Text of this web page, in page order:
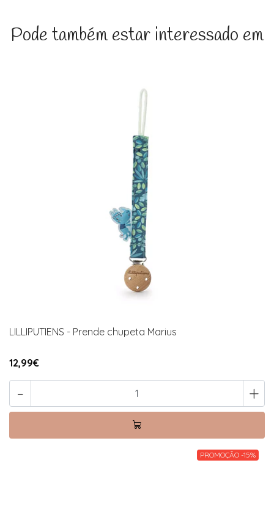
Pode também estar interessado em
LILLIPUTIENS - Prende chupeta Marius
12,99€
- +
PROMOÇÃO -15%